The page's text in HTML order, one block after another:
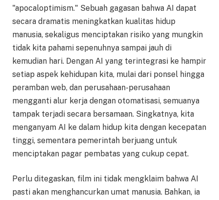
"apocaloptimism." Sebuah gagasan bahwa AI dapat
secara dramatis meningkatkan kualitas hidup
manusia, sekaligus menciptakan risiko yang mungkin
tidak kita pahami sepenuhnya sampai jauh di
kemudian hari. Dengan AI yang terintegrasi ke hampir
setiap aspek kehidupan kita, mulai dari ponsel hingga
peramban web, dan perusahaan-perusahaan
mengganti alur kerja dengan otomatisasi, semuanya
tampak terjadi secara bersamaan. Singkatnya, kita
menganyam AI ke dalam hidup kita dengan kecepatan
tinggi, sementara pemerintah berjuang untuk
menciptakan pagar pembatas yang cukup cepat.
Perlu ditegaskan, film ini tidak mengklaim bahwa AI
pasti akan menghancurkan umat manusia. Bahkan, ia